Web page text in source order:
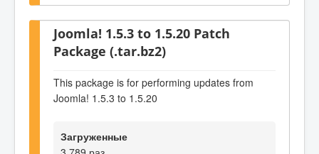
Joomla! 1.5.3 to 1.5.20 Patch
Package (.tar.bz2)
This package is for performing updates from
Joomla! 1.5.3 to 1.5.20
Загруженные